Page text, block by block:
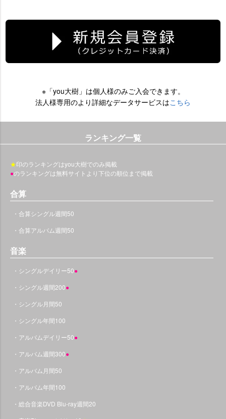
※「you大樹」は個人様のみご入会できます。
法人様専用のより詳細なデータサービスはこちら
ランキング一覧
★印のランキングはyou大樹でのみ掲載
●のランキングは無料サイトより下位の順位まで掲載
合算
・合算シングル週間50
・合算アルバム週間50
音楽
・シングルデイリー50●
・シングル週間200●
・シングル月間50
・シングル年間100
・アルバムデイリー50●
・アルバム週間300●
・アルバム月間50
・アルバム年間100
・総合音楽DVD Blu-ray週間20